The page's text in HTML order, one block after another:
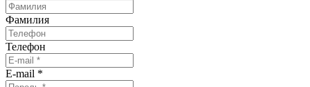
Фамилия
Телефон
E-mail *